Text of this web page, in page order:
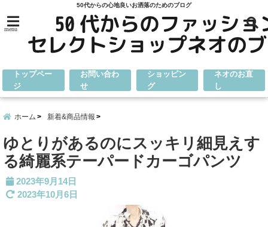
50代からの心地良いお洒落のためのブログ
menu
トップペー
ジ
お問い合わ
せ
ショッピン
グ
ネオのお直
し
ホーム 新着&商品情報
ゆとりがあるのにスッキリ細見えす
る綺麗系テーパードカーゴパンツ
2023年9月14日
2023年10月6日